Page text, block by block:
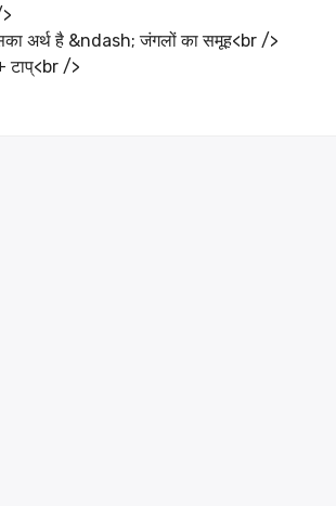
अर्थ है &ndash; जंगलों का समूह<br />
टाप्<br />